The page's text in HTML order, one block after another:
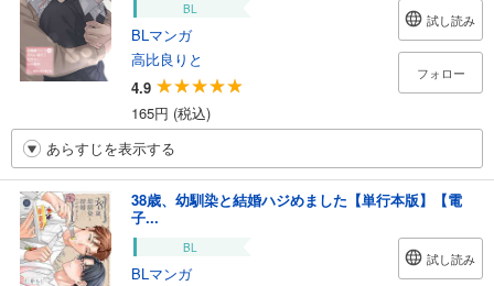
BL
BLマンガ
高比良りと
4.9
165円 (税込)
試し読み
フォロー
あらすじを表示する
38歳、幼馴染と結婚ハジめました【単行本版】【電
子...
BL
BLマンガ
試し読み